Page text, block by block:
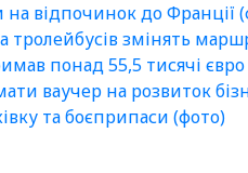
відпочинок до Франції
тролейбусів змінять
понад 55,5 тисячі євро
ваучер на розвиток
та боєприпаси (фото)